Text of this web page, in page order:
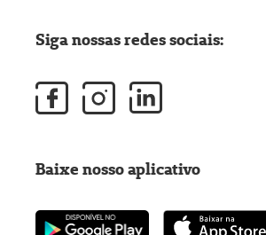
Siga nossas redes sociais:
Baixe nosso aplicativo